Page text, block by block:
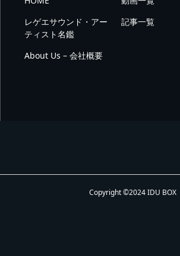
レゲエサウンド・アー
ティスト名鑑
記事一覧
About Us – 会社概要
Copyright ©2024 IDU BOX